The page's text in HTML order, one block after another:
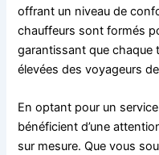
offrant un niveau de
chauffeurs sont formés
garantissant que chaque
élevées des voyageurs
En optant pour un
bénéficient d’une
sur mesure. Que vous